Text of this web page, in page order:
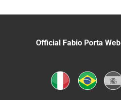
Official Fabio Porta